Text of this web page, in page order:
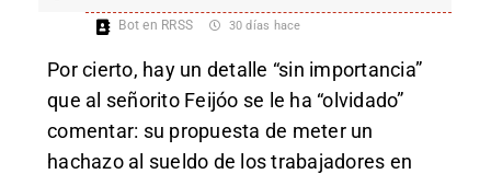
Bot en RRSS 30 días hace
Por cierto, hay un detalle “sin importancia”
que al señorito Feijóo se le ha “olvidado”
comentar: su propuesta de meter un
hachazo al sueldo de los trabajadores en